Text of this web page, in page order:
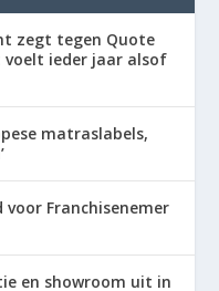
zegt tegen Quote
voelt ieder jaar alsof
matraslabels,
voor Franchisenemer
en showroom uit in